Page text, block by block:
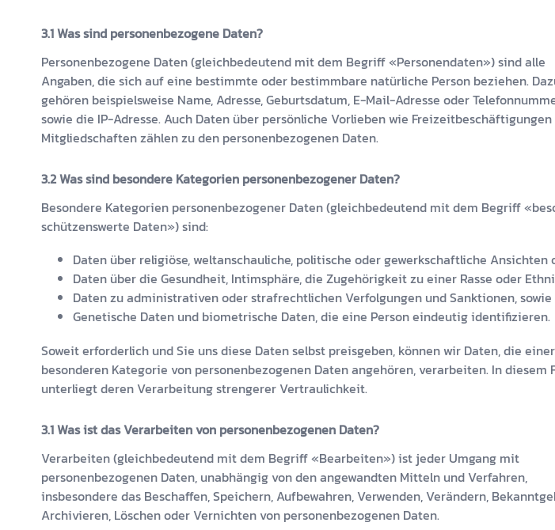
Was sind personenbezogene Daten?
Personenbezogene Daten (gleichbedeutend mit dem Begriff «Personendaten») sind alle
Angaben, die sich auf eine bestimmte oder bestimmbare natürliche Person beziehen.
gehören beispielsweise Name, Adresse, Geburtsdatum, E-Mail-Adresse oder
sowie die IP-Adresse. Auch Daten über persönliche Vorlieben wie
Mitgliedschaften zählen zu den personenbezogenen Daten.
Was sind besondere Kategorien personenbezogener Daten?
Besondere Kategorien personenbezogener Daten (gleichbedeutend mit dem Begriff
schützenswerte Daten») sind:
Daten über religiöse, weltanschauliche, politische oder gewerkschaftliche Ansichten
Daten über die Gesundheit, Intimsphäre, die Zugehörigkeit zu einer Rasse oder
Daten zu administrativen oder strafrechtlichen Verfolgungen und Sanktionen,
Genetische Daten und biometrische Daten, die eine Person eindeutig identifizieren.
Soweit erforderlich und Sie uns diese Daten selbst preisgeben, können wir Daten, die einer
besonderen Kategorie von personenbezogenen Daten angehören, verarbeiten. In diesem
unterliegt deren Verarbeitung strengerer Vertraulichkeit.
Was ist das Verarbeiten von personenbezogenen Daten?
Verarbeiten (gleichbedeutend mit dem Begriff «Bearbeiten») ist jeder Umgang mit
personenbezogenen Daten, unabhängig von den angewandten Mitteln und Verfahren,
insbesondere das Beschaffen, Speichern, Aufbewahren, Verwenden, Verändern,
Archivieren, Löschen oder Vernichten von personenbezogenen Daten.